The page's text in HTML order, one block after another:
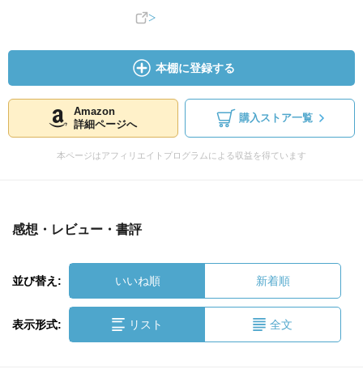
本棚に登録する
Amazon
詳細ページへ
購入ストア一覧
本ページはアフィリエイトプログラムによる収益を得ています
感想・レビュー・書評
並び替え: いいね順 新着順
表示形式: リスト 全文